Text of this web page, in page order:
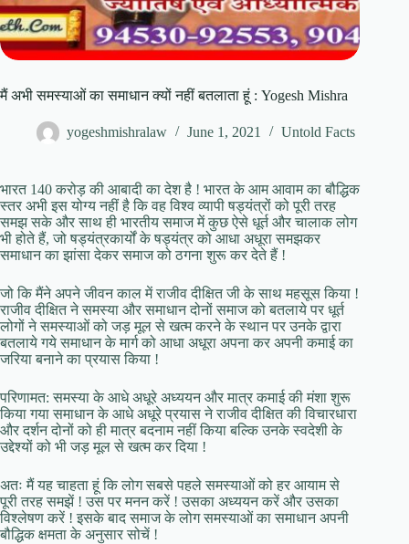
मैं अभी समस्याओं का समाधान क्यों नहीं बतलाता हूं : Yogesh Mishra
yogeshmishralaw June 1, 2021 Untold Facts
भारत 140 करोड़ की आबादी का देश है ! भारत के आम आवाम का बौद्धिक
स्तर अभी इस योग्य नहीं है कि वह विश्व व्यापी षड्यंत्रों को पूरी तरह
समझ सके और साथ ही भारतीय समाज में कुछ ऐसे धूर्त और चालाक लोग
भी होते हैं, जो षड्यंत्रकार्यों के षड्यंत्र को आधा अधूरा समझकर
समाधान का झांसा देकर समाज को ठगना शुरू कर देते हैं !
जो कि मैंने अपने जीवन काल में राजीव दीक्षित जी के साथ महसूस किया !
राजीव दीक्षित ने समस्या और समाधान दोनों समाज को बतलाये पर धूर्त
लोगों ने समस्याओं को जड़ मूल से खत्म करने के स्थान पर उनके द्वारा
बतलाये गये समाधान के मार्ग को आधा अधूरा अपना कर अपनी कमाई का
जरिया बनाने का प्रयास किया !
परिणामत: समस्या के आधे अधूरे अध्ययन और मात्र कमाई की मंशा शुरू
किया गया समाधान के आधे अधूरे प्रयास ने राजीव दीक्षित की विचारधारा
और दर्शन दोनों को ही मात्र बदनाम नहीं किया बल्कि उनके स्वदेशी के
उद्देश्यों को भी जड़ मूल से खत्म कर दिया !
अतः मैं यह चाहता हूं कि लोग सबसे पहले समस्याओं को हर आयाम से
पूरी तरह समझें ! उस पर मनन करें ! उसका अध्ययन करें और उसका
विश्लेषण करें ! इसके बाद समाज के लोग समस्याओं का समाधान अपनी
बौद्धिक क्षमता के अनुसार सोचें !